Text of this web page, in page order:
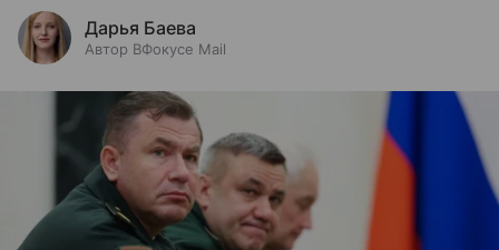
Дарья Баева
Автор ВФокусе Mail